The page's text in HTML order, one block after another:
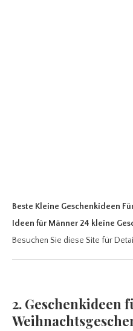
Beste Kleine Geschenkideen
Ideen für Männer 24 kleine
Besuchen Sie diese Site für
2. Geschenkideen